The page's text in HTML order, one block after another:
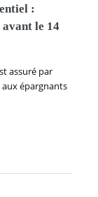
:
le 14
assuré par
épargnants